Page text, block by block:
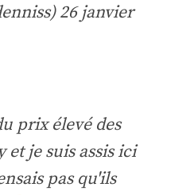
26 janvier
prix élevé des
je suis assis ici
pas qu'ils